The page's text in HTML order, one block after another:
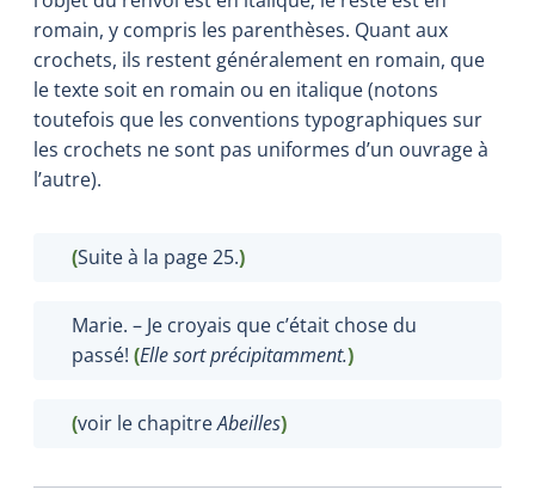
romain, y compris les parenthèses. Quant aux
crochets, ils restent généralement en romain, que
le texte soit en romain ou en italique (notons
toutefois que les conventions typographiques sur
les crochets ne sont pas uniformes d’un ouvrage à
l’autre).
(Suite à la page 25.)
Marie. – Je croyais que c’était chose du
passé! (Elle sort précipitamment.)
(voir le chapitreAbeilles)